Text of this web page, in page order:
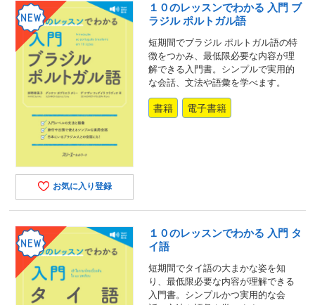
お気に入り登録
１０のレッスンでわかる 入門 ブ
ラジル ポルトガル語
短期間でブラジル ポルトガル語の特
徴をつかみ、最低限必要な内容が理
解できる入門書。シンプルで実用的
な会話、文法や語彙を学べます。
書籍 電子書籍
１０のレッスンでわかる 入門 タ
イ語
短期間でタイ語の大まかな姿を知
り、最低限必要な内容が理解できる
入門書。シンプルかつ実用的な会